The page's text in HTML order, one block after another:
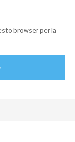
browser per la